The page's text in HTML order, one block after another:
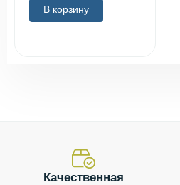
В корзину
Качественная